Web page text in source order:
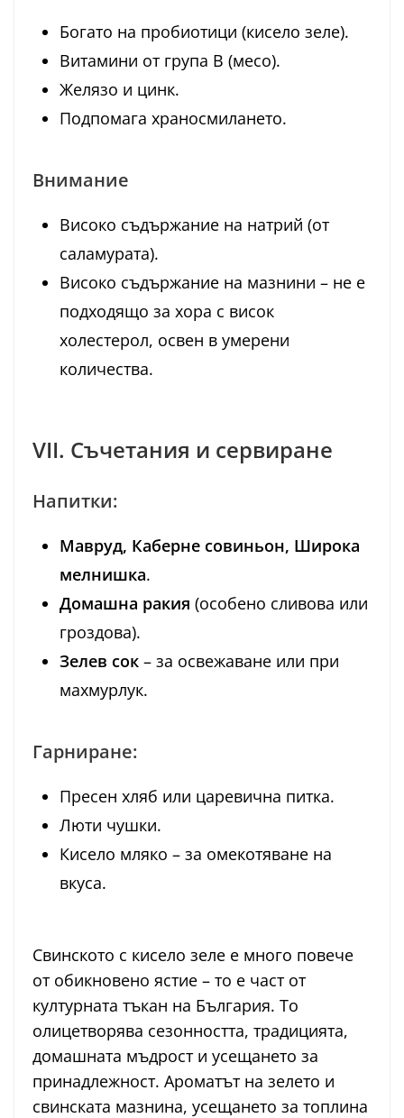
Богато на пробиотици (кисело зеле).
Витамини от група B (месо).
Желязо и цинк.
Подпомага храносмилането.
Внимание
Високо съдържание на натрий (от
саламурата).
Високо съдържание на мазнини – не е
подходящо за хора с висок
холестерол, освен в умерени
количества.
VII. Съчетания и сервиране
Напитки:
Мавруд, Каберне совиньон, Широка
мелнишка.
Домашна ракия (особено сливова или
гроздова).
Зелев сок – за освежаване или при
махмурлук.
Гарниране:
Пресен хляб или царевична питка.
Люти чушки.
Кисело мляко – за омекотяване на
вкуса.
Свинското с кисело зеле е много повече
от обикновено ястие – то е част от
културната тъкан на България. То
олицетворява сезонността, традицията,
домашната мъдрост и усещането за
принадлежност. Ароматът на зелето и
свинската мазнина, усещането за топлина